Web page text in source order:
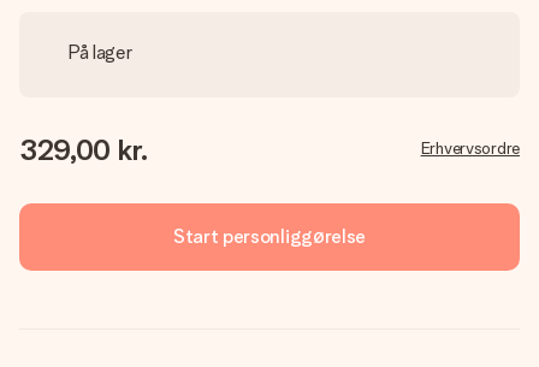
På lager
329,00 kr. Erhvervsordre
Start personliggørelse